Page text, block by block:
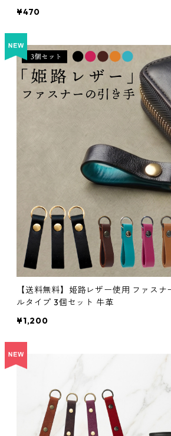
¥470
【送料無料】姫路レザー使用 ファス
ルタイプ 3個セット 牛革
¥1,200